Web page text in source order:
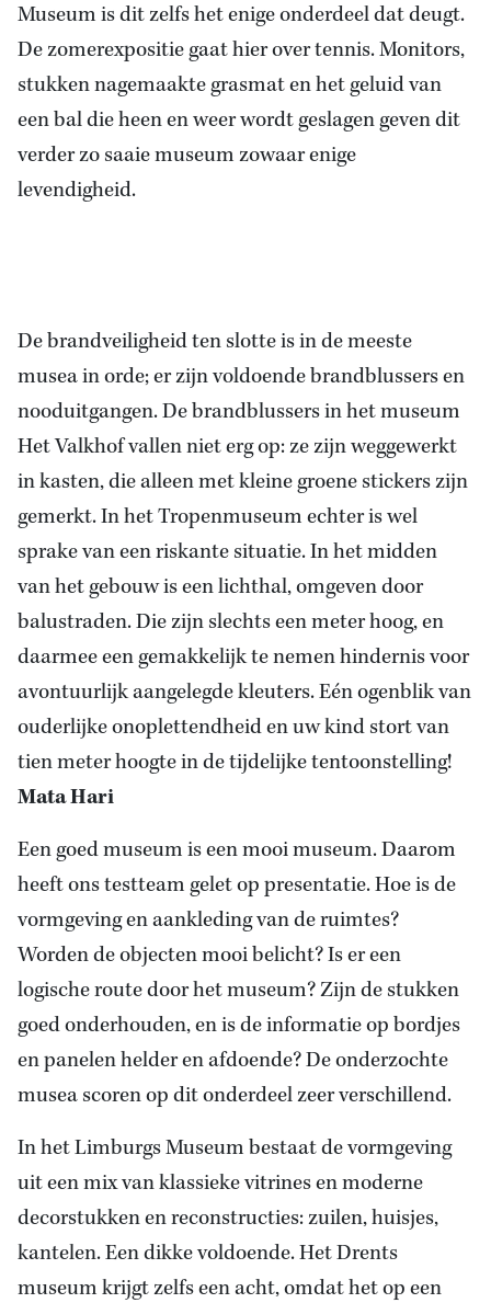
Museum is dit zelfs het enige onderdeel dat deugt.
De zomerexpositie gaat hier over tennis. Monitors,
stukken nagemaakte grasmat en het geluid van
een bal die heen en weer wordt geslagen geven dit
verder zo saaie museum zowaar enige
levendigheid.
De brandveiligheid ten slotte is in de meeste
musea in orde; er zijn voldoende brandblussers en
nooduitgangen. De brandblussers in het museum
Het Valkhof vallen niet erg op: ze zijn weggewerkt
in kasten, die alleen met kleine groene stickers zijn
gemerkt. In het Tropenmuseum echter is wel
sprake van een riskante situatie. In het midden
van het gebouw is een lichthal, omgeven door
balustraden. Die zijn slechts een meter hoog, en
daarmee een gemakkelijk te nemen hindernis voor
avontuurlijk aangelegde kleuters. Eén ogenblik van
ouderlijke onoplettendheid en uw kind stort van
tien meter hoogte in de tijdelijke tentoonstelling!
Mata Hari
Een goed museum is een mooi museum. Daarom
heeft ons testteam gelet op presentatie. Hoe is de
vormgeving en aankleding van de ruimtes?
Worden de objecten mooi belicht? Is er een
logische route door het museum? Zijn de stukken
goed onderhouden, en is de informatie op bordjes
en panelen helder en afdoende? De onderzochte
musea scoren op dit onderdeel zeer verschillend.
In het Limburgs Museum bestaat de vormgeving
uit een mix van klassieke vitrines en moderne
decorstukken en reconstructies: zuilen, huisjes,
kantelen. Een dikke voldoende. Het Drents
museum krijgt zelfs een acht, omdat het op een